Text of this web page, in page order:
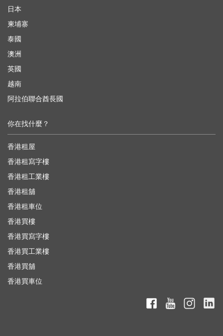
日本
柬埔寨
泰國
澳洲
英國
越南
阿拉伯聯合酋長國
你在找什麼？
香港租屋
香港租寫字樓
香港租工業樓
香港租舖
香港租車位
香港買樓
香港買寫字樓
香港買工業樓
香港買舖
香港買車位